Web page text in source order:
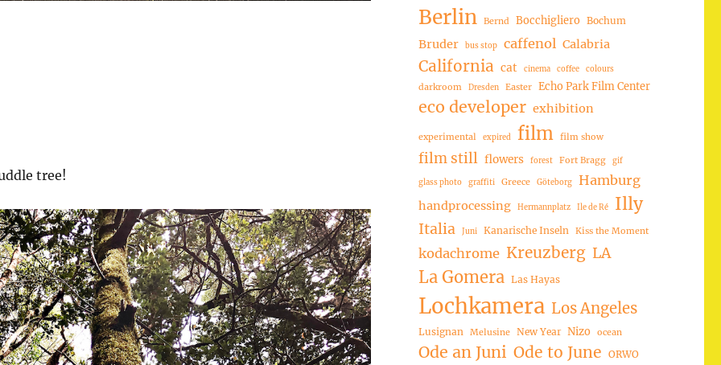
tree!
Berlin Bernd Bocchigliero Bochum
Bruder bus stop caffenol Calabria
California cat cinema coffee colours
darkroom Dresden Easter Echo Park Film Center
eco developer exhibition
experimental expired film film show
film still flowers forest Fort Bragg gif
glass photo graffiti Greece Göteborg Hamburg
handprocessing Hermannplatz Ile de Ré Illy
Italia Juni Kanarische Inseln Kiss the Moment
kodachrome Kreuzberg LA
La Gomera Las Hayas
Lochkamera Los Angeles
Lusignan Melusine New Year Nizo ocean
Ode an Juni Ode to June ORWO